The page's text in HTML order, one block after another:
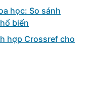
học: So sánh
biến
hợp Crossref cho